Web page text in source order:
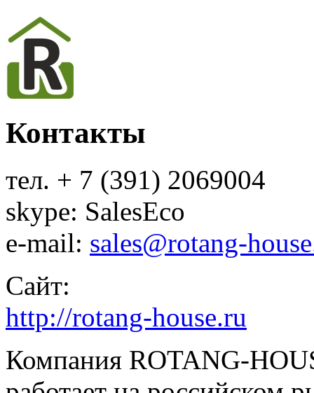
Контакты
тел. + 7 (391) 2069004
skype: SalesEco
e-mail: sales@rotang-
Сайт:
http://rotang-house.ru
Компания ROTANG-